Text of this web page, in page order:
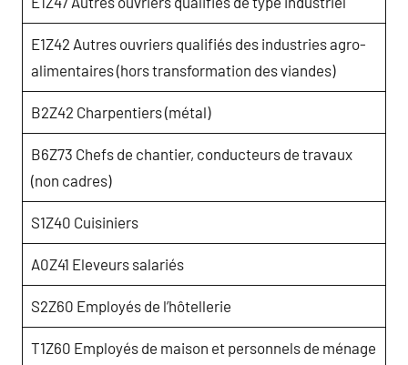
E1Z42 Autres ouvriers qualifiés des industries agro-
alimentaires (hors transformation des viandes)
B2Z42 Charpentiers (métal)
B6Z73 Chefs de chantier, conducteurs de travaux
(non cadres)
S1Z40 Cuisiniers
A0Z41 Eleveurs salariés
S2Z60 Employés de l’hôtellerie
T1Z60 Employés de maison et personnels de ménage